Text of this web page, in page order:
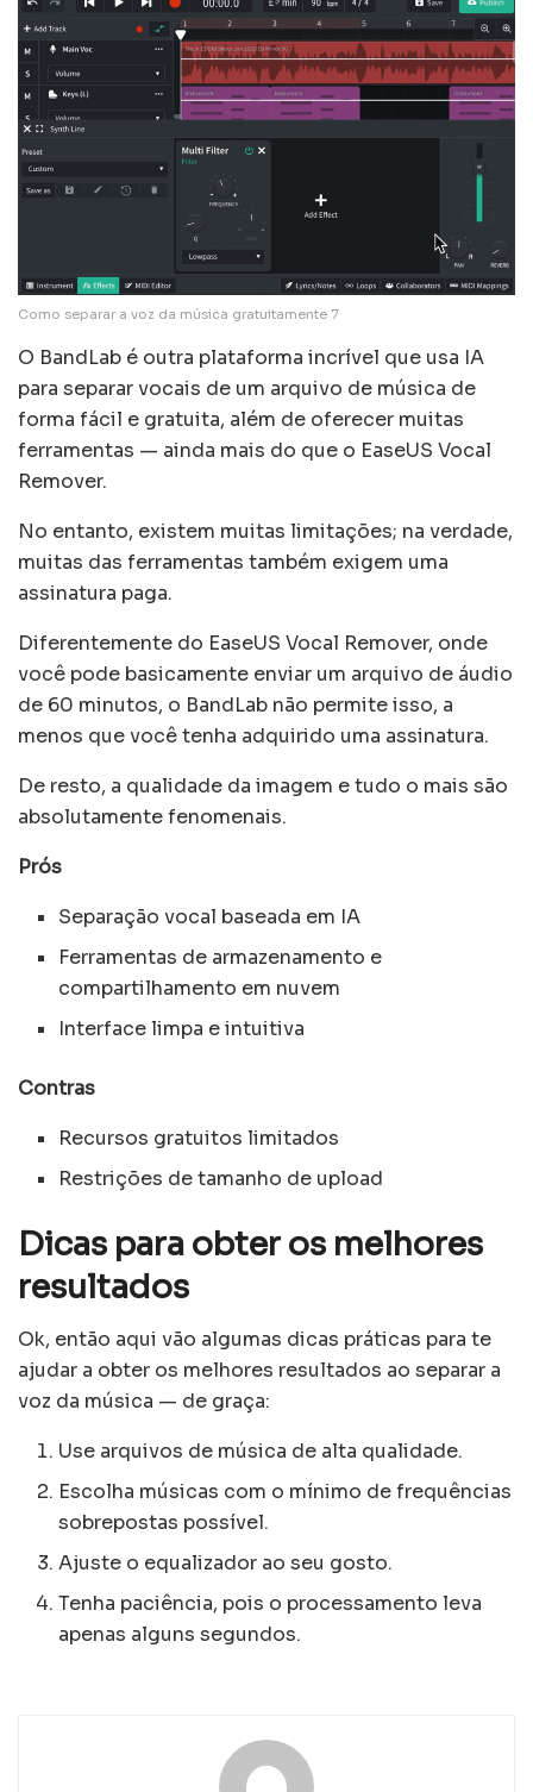
Como separar a voz da música gratuitamente 7
O BandLab é outra plataforma incrível que usa IA
para separar vocais de um arquivo de música de
forma fácil e gratuita, além de oferecer muitas
ferramentas — ainda mais do que o EaseUS Vocal
Remover.
No entanto, existem muitas limitações; na verdade,
muitas das ferramentas também exigem uma
assinatura paga.
Diferentemente do EaseUS Vocal Remover, onde
você pode basicamente enviar um arquivo de áudio
de 60 minutos, o BandLab não permite isso, a
menos que você tenha adquirido uma assinatura.
De resto, a qualidade da imagem e tudo o mais são
absolutamente fenomenais.
Prós
Separação vocal baseada em IA
Ferramentas de armazenamento e
compartilhamento em nuvem
Interface limpa e intuitiva
Contras
Recursos gratuitos limitados
Restrições de tamanho de upload
Dicas para obter os melhores
resultados
Ok, então aqui vão algumas dicas práticas para te
ajudar a obter os melhores resultados ao separar a
voz da música — de graça:
Use arquivos de música de alta qualidade.
Escolha músicas com o mínimo de frequências
sobrepostas possível.
Ajuste o equalizador ao seu gosto.
Tenha paciência, pois o processamento leva
apenas alguns segundos.